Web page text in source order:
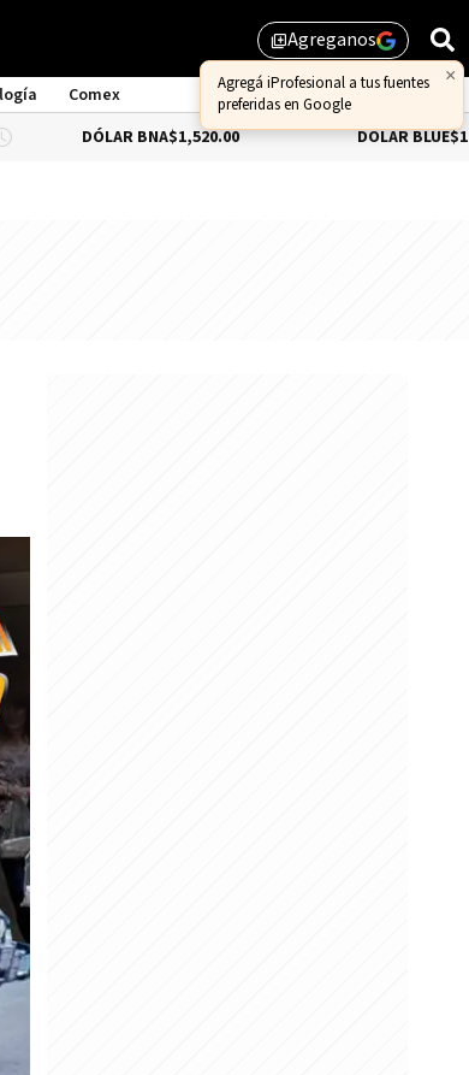
library_addAgreganos
Comex
BNA$1,520.00 DÓLAR BLUE$1,530.00